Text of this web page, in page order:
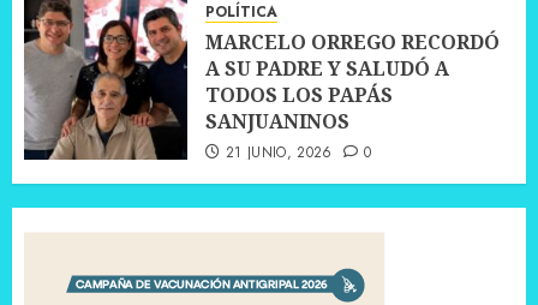
POLÍTICA
MARCELO ORREGO RECORDÓ
A SU PADRE Y SALUDÓ A
TODOS LOS PAPÁS
SANJUANINOS
21 JUNIO, 2026 0